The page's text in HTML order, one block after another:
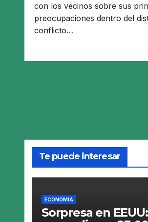
con los vecinos sobre sus
preocupaciones dentro del
conflicto…
Te puede interesar
ECONOMIA
Sorpresa en EEUU: